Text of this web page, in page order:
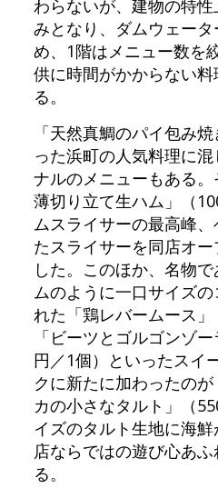
わらないが、建物の特
みとなり、ダムウェー
め、1階はメニュー数を
供に時間がかからない
る。
「天然真鯛のパイ包み
った浜町の人気料理に
ナルのメニューもある
薄切り立て生ハム」（
ムスライサーの最高峰
たスライサーを同店オ
した。このほか、名物
ムのように一口サイズ
れた「鶏レバームース
「ビーツとゴルゴンゾ
円／1個）といったスイ
クに新たに加わったの
カの小さなタルト」（
イズのタルト生地に海
店ならではの遊び心あ
る。